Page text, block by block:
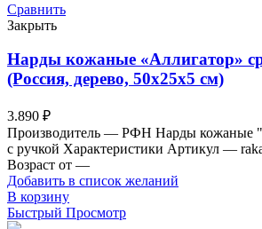
Сравнить
Закрыть
Нарды кожаные «Аллигатор»
(Россия, дерево, 50х25х5 см)
3.890 ₽
Производитель — РФН Нарды кожаные
с ручкой Характеристики Артикул —
Возраст от —
Добавить в список желаний
В корзину
Быстрый Просмотр